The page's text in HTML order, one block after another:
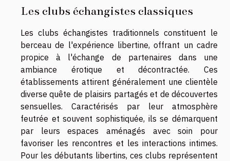
Les clubs échangistes classiques
Les clubs échangistes traditionnels constituent le
berceau de l'expérience libertine, offrant un cadre
propice à l'échange de partenaires dans une
ambiance érotique et décontractée. Ces
établissements attirent généralement une clientèle
diverse quête de plaisirs partagés et de découvertes
sensuelles. Caractérisés par leur atmosphère
feutrée et souvent sophistiquée, ils se démarquent
par leurs espaces aménagés avec soin pour
favoriser les rencontres et les interactions intimes.
Pour les débutants libertins, ces clubs représentent